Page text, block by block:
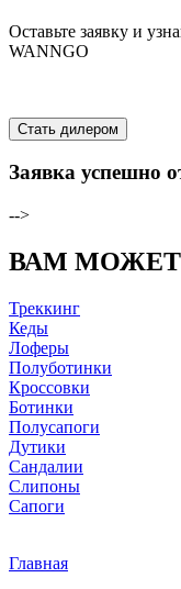
Оставьте заявку и
WANNGO
Стать дилером
Заявка успешно
-->
ВАМ
Треккинг
Кеды
Лоферы
Полуботинки
Кроссовки
Ботинки
Полусапоги
Дутики
Сандалии
Слипоны
Сапоги
Главная